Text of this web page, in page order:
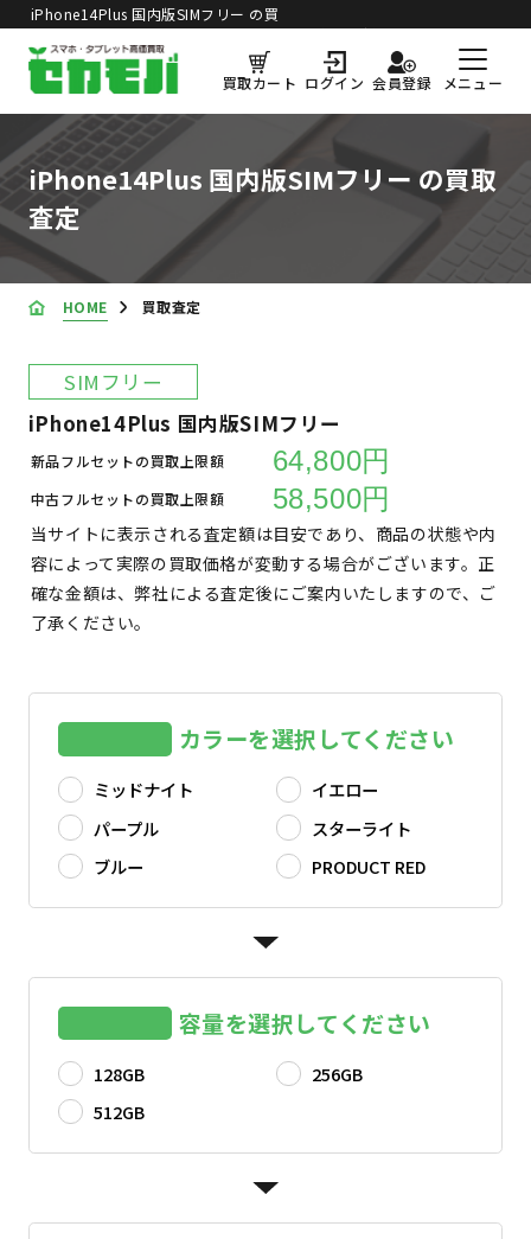
買取価格更新日：2026年8月5日
iPhone14Plus 国内版SIMフリー の買
買取カート ログイン 会員登録 メニュー
iPhone14Plus 国内版SIMフリー の買取
査定
HOME 買取査定
SIMフリー
iPhone14Plus 国内版SIMフリー
新品フルセットの買取上限額 64,800円
中古フルセットの買取上限額 58,500円
当サイトに表示される査定額は目安であり、商品の状態や内
容によって実際の買取価格が変動する場合がございます。正
確な金額は、弊社による査定後にご案内いたしますので、ご
了承ください。
カラーを選択してください
ミッドナイト
イエロー
パープル
スターライト
ブルー
PRODUCT RED
容量を選択してください
128GB
256GB
512GB